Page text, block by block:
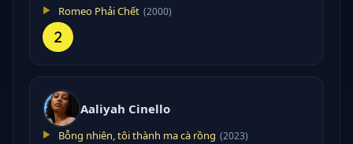
Romeo Phải Chết (2000)
2
Aaliyah Cinello
Bỗng nhiên, tôi thành ma cà rồng (2023)